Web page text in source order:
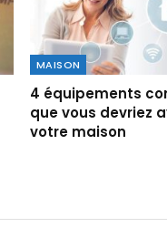
MAISON
4 équipements
que vous devriez
votre maison